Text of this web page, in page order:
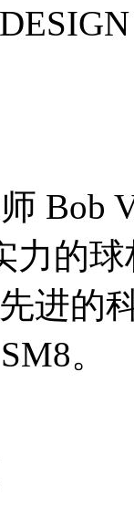
Bob
力的
进的
。